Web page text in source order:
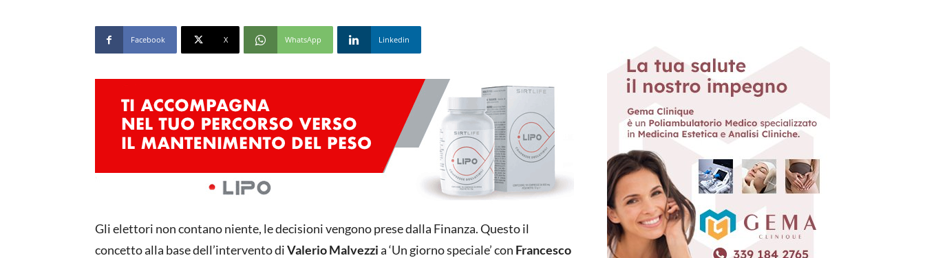
Facebook X WhatsApp Linkedin
Gli elettori non contano niente, le decisioni vengono prese dalla Finanza. Questo il
concetto alla base dell’intervento diValerio Malvezzia ‘Un giorno speciale’ con Francesco